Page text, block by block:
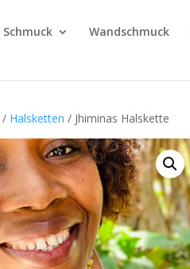
Schmuck Wandschmuck
/ Halsketten / Jhiminas Halskette